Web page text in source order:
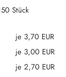
Stück
je 3,70 EUR
je 3,00 EUR
je 2,70 EUR